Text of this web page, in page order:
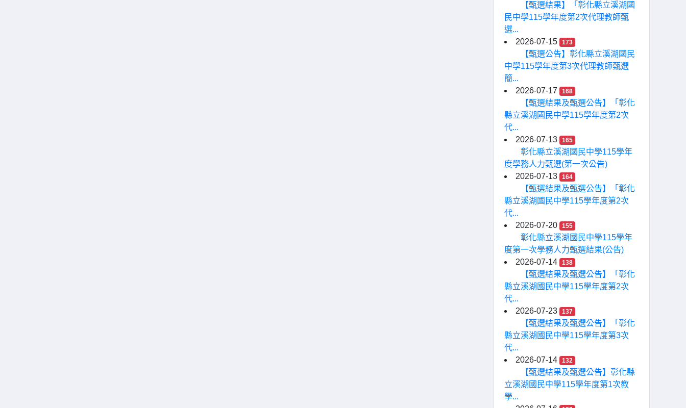
【甄選結果】「彰化縣立溪湖國
民中學115學年度第2次代理教師甄
選...
2026-07-15
173
【甄選公告】彰化縣立溪湖國民
中學115學年度第3次代理教師甄選
簡...
2026-07-17
168
【甄選結果及甄選公告】「彰化
縣立溪湖國民中學115學年度第2次
代...
2026-07-13
165
彰化縣立溪湖國民中學115學年
度學務人力甄選(第一次公告)
2026-07-13
164
【甄選結果及甄選公告】「彰化
縣立溪湖國民中學115學年度第2次
代...
2026-07-20
155
彰化縣立溪湖國民中學115學年
度第一次學務人力甄選結果(公告)
2026-07-14
138
【甄選結果及甄選公告】「彰化
縣立溪湖國民中學115學年度第2次
代...
2026-07-23
137
【甄選結果及甄選公告】「彰化
縣立溪湖國民中學115學年度第3次
代...
2026-07-14
132
【甄選結果及甄選公告】彰化縣
立溪湖國民中學115學年度第1次教
學...